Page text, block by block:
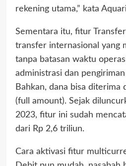
rekening utama,” kata
Sementara itu, fitur
transfer internasional yang
tanpa batasan waktu
administrasi dan
Bahkan, dana bisa diterima
(full amount). Sejak
2023, fitur ini sudah
dari Rp 2,6 triliun.
Cara aktivasi fitur